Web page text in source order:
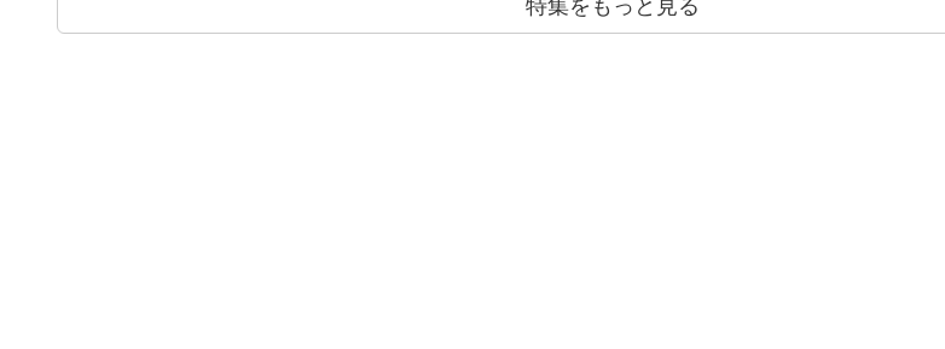
特集をもっと見る